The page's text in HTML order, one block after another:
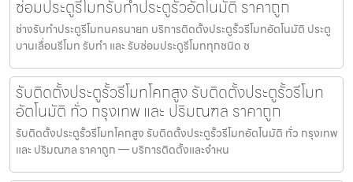
ซ่อมประตูรีโมทรับทำประตูรั้วอัตโนมัติ ราคาถูก
ช่างรับทำประตูรีโมทนครนายก บริการติดตั้งประตูรั้วรีโมทอัตโนมัติ ประตู
บานเลื่อนรีโมท รับทำ และ รับซ่อมประตูรีโมททุกชนิด ช
รับติดตั้งประตูรั้วรีโมทโคกสูง รับติดตั้งประตูรั้วรีโมท
อัตโนมัติ ทั่ว กรุงเทพ และ ปริมณฑล ราคาถูก
รับติดตั้งประตูรั้วรีโมทโคกสูง รับติดตั้งประตูรั้วรีโมทอัตโนมัติ ทั่ว กรุงเทพ
และ ปริมณฑล ราคาถูก — บริการติดตั้งและจำหน